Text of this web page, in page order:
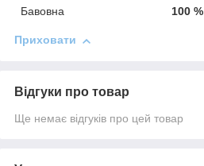
Бавовна
100 %
Приховати
Відгуки про товар
Ще немає відгуків про цей товар